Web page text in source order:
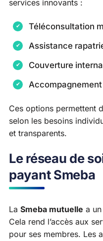
services innovants :
Téléconsultation
Assistance
Couverture
Ces options permettent
selon les besoins
et transparents.
Le réseau de
payant Smeba
La Smeba mutuelle a un
Cela rend l’accès aux
pour ses membres. Les